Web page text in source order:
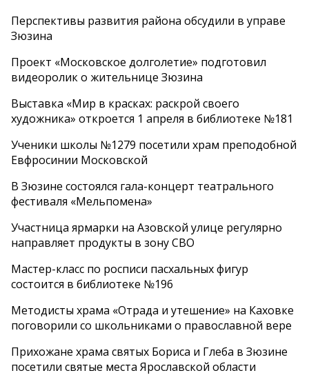
Перспективы развития района обсудили в управе
Зюзина
Проект «Московское долголетие» подготовил
видеоролик о жительнице Зюзина
Выставка «Мир в красках: раскрой своего
художника» откроется 1 апреля в библиотеке №181
Ученики школы №1279 посетили храм преподобной
Евфросинии Московской
В Зюзине состоялся гала-концерт театрального
фестиваля «Мельпомена»
Участница ярмарки на Азовской улице регулярно
направляет продукты в зону СВО
Мастер-класс по росписи пасхальных фигур
состоится в библиотеке №196
Методисты храма «Отрада и утешение» на Каховке
поговорили со школьниками о православной вере
Прихожане храма святых Бориса и Глеба в Зюзине
посетили святые места Ярославской области